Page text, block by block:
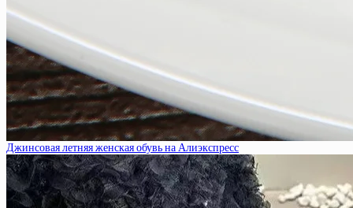
Джинсовая летняя женская обувь на Алиэкспресс